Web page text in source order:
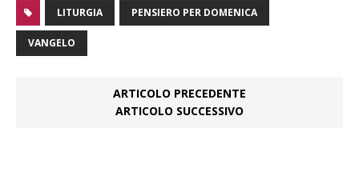
LITURGIA PENSIERO PER DOMENICA
VANGELO
ARTICOLO PRECEDENTE
ARTICOLO SUCCESSIVO